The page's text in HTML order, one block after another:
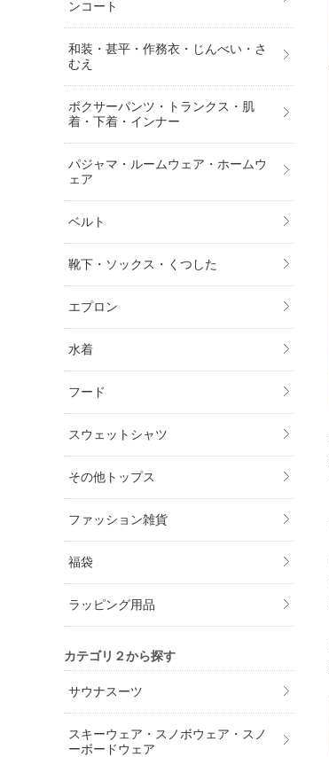
ンコート
和装・甚平・作務衣・じんべい・さ
むえ
ボクサーパンツ・トランクス・肌
着・下着・インナー
パジャマ・ルームウェア・ホームウ
ェア
ベルト
靴下・ソックス・くつした
エプロン
水着
フード
スウェットシャツ
その他トップス
ファッション雑貨
福袋
ラッピング用品
カテゴリ２から探す
サウナスーツ
スキーウェア・スノボウェア・スノ
ーボードウェア